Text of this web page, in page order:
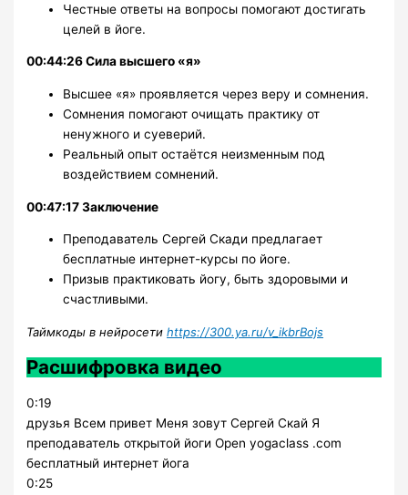
Честные ответы на вопросы помогают достигать
целей в йоге.
00:44:26 Сила высшего «я»
Высшее «я» проявляется через веру и сомнения.
Сомнения помогают очищать практику от
ненужного и суеверий.
Реальный опыт остаётся неизменным под
воздействием сомнений.
00:47:17 Заключение
Преподаватель Сергей Скади предлагает
бесплатные интернет-курсы по йоге.
Призыв практиковать йогу, быть здоровыми и
счастливыми.
Таймкоды в нейросетиhttps://300.ya.ru/v_ikbrBojs
Расшифровка видео
0:19
друзья Всем привет Меня зовут Сергей Скай Я
преподаватель открытой йоги Open yogaclass .com
бесплатный интернет йога
0:25